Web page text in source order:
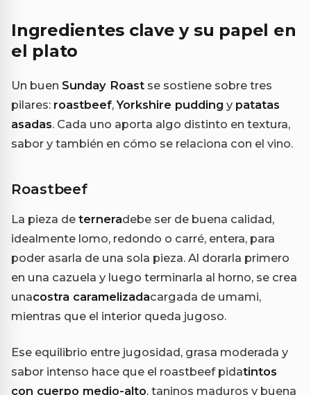
Ingredientes clave y su papel en
el plato
Un buen Sunday Roast se sostiene sobre tres
pilares: roastbeef,Yorkshire pudding y patatas
asadas. Cada uno aporta algo distinto en textura,
sabor y también en cómo se relaciona con el vino.
Roastbeef
La pieza de terneradebe ser de buena calidad,
idealmente lomo, redondo o carré, entera, para
poder asarla de una sola pieza. Al dorarla primero
en una cazuela y luego terminarla al horno, se crea
unacostra caramelizadacargada de umami,
mientras que el interior queda jugoso.
Ese equilibrio entre jugosidad, grasa moderada y
sabor intenso hace que el roastbeef pidatintos
con cuerpo medio-alto, taninos maduros y buena